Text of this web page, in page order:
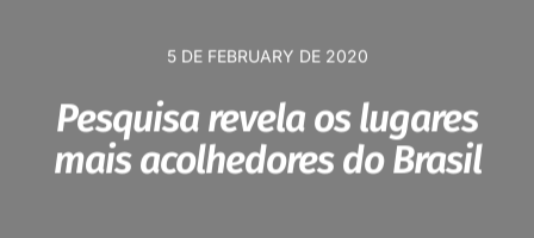
5 DE FEBRUARY DE 2020
Pesquisa revela os lugares
mais acolhedores do Brasil